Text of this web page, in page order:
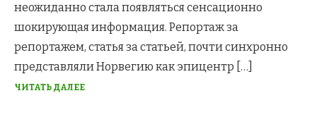
неожиданно стала появляться сенсационно
шокирующая информация. Репортаж за
репортажем, статья за статьей, почти синхронно
представляли Норвегию как эпицентр […]
ЧИТАТЬ ДАЛЕЕ